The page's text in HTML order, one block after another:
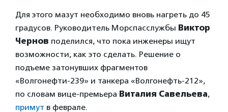
Для этого мазут необходимо вновь нагреть до 45
градусов. Руководитель Морспасслужбы Виктор
Чернов поделился, что пока инженеры ищут
возможности, как это сделать. Решение о
подъеме затонувших фрагментов
«Волгонефти-239» и танкера «Волгонефть-212»,
по словам вице-премьера Виталия Савельева,
примут в феврале.